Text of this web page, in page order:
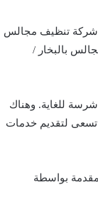
شركة تنظيف مجالس
بالبخار /
للغاية. وهناك
تسعى لتقديم خدمات
بواسطة